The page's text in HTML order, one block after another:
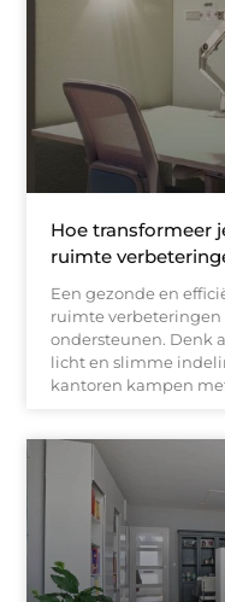
Hoe transformeer
ruimte
Een gezonde en
ruimte verbeteringen
ondersteunen. Denk
licht en slimme
kantoren kampen